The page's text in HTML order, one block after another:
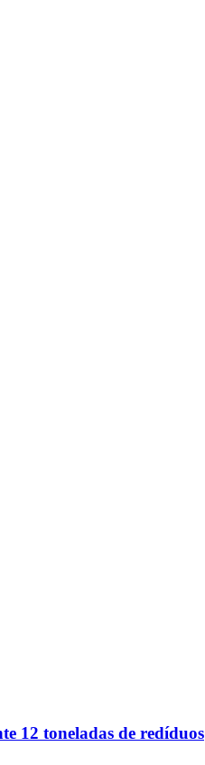
12 toneladas de redíduos